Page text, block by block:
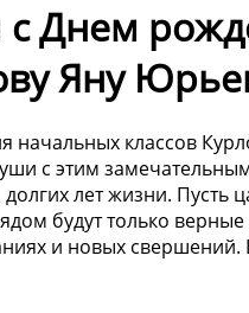
Днем
Яну
начальных классов
с этим
долгих лет жизни.
будут только
и новых